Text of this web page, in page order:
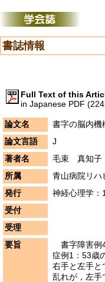
書誌情報
Full Text of this
in Japanese PDF
論文名
書字の脳内
論文言語
J
著者名
毛束 真知子
所属
青山病院リハ
発行
神経心理学
受付
受理
要旨
書字障害例
症例1：53歳
右手と左手と
乱れが，左手